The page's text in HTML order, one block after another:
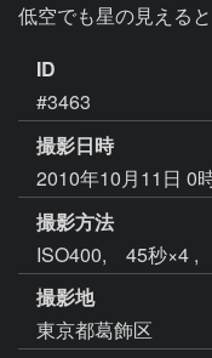
低空でも星の見える
ID
#3463
撮影日時
2010年10月11日 0
撮影方法
ISO400, 45秒×4
撮影地
東京都葛飾区